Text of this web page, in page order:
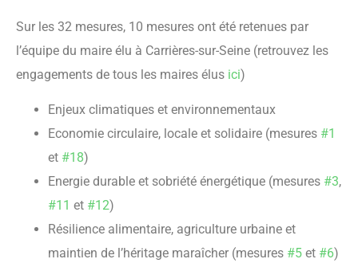
Sur les 32 mesures, 10 mesures ont été retenues par
l’équipe du maire élu à Carrières-sur-Seine (retrouvez les
engagements de tous les maires élus ici)
Enjeux climatiques et environnementaux
Economie circulaire, locale et solidaire (mesures #1
et #18)
Energie durable et sobriété énergétique (mesures #3,
#11 et #12)
Résilience alimentaire, agriculture urbaine et
maintien de l’héritage maraîcher (mesures #5 et #6)